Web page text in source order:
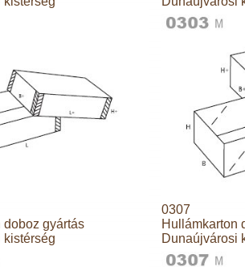
doboz gyártás
kistérség
0307
Hullámkarton
Dunaújvárosi